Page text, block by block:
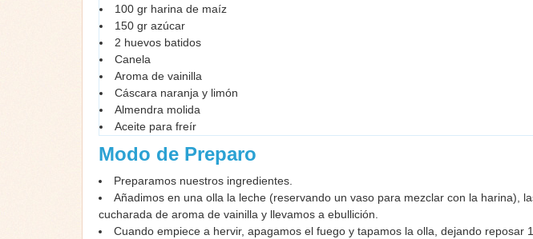
100 gr harina de maíz
150 gr azúcar
2 huevos batidos
Canela
Aroma de vainilla
Cáscara naranja y limón
Almendra molida
Aceite para freír
Modo de Preparo
Preparamos nuestros ingredientes.
Añadimos en una olla la leche (reservando un vaso para mezclar con la harina),
cucharada de aroma de vainilla y llevamos a ebullición.
Cuando empiece a hervir, apagamos el fuego y tapamos la olla, dejando reposar